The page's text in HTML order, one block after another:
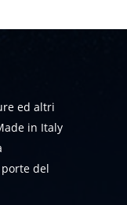
ed altri
in Italy
del